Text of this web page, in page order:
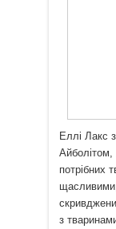
Еллі Лакс
Айболітом,
потрібних
з